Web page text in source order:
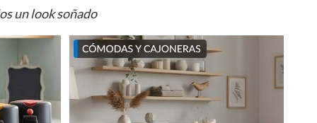
un look soñado